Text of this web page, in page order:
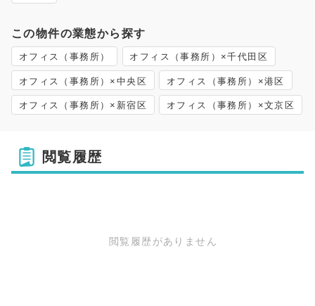
この物件の業態から探す
オフィス（事務所） オフィス（事務所）×千代田区
オフィス（事務所）×中央区 オフィス（事務所）×港区
オフィス（事務所）×新宿区 オフィス（事務所）×文京区
閲覧履歴
閲覧履歴がありません